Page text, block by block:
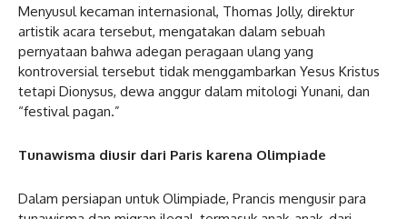
Menyusul kecaman internasional, Thomas Jolly, direktur
artistik acara tersebut, mengatakan dalam sebuah
pernyataan bahwa adegan peragaan ulang yang
kontroversial tersebut tidak menggambarkan Yesus Kristus
tetapi Dionysus, dewa anggur dalam mitologi Yunani, dan
“festival pagan.”
Tunawisma diusir dari Paris karena Olimpiade
Dalam persiapan untuk Olimpiade, Prancis mengusir para